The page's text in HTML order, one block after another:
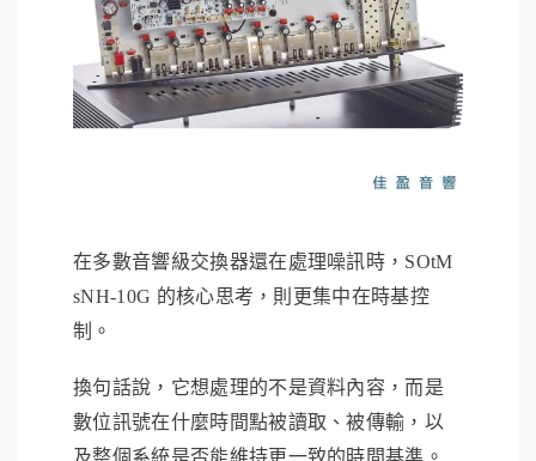
在多數音響級交換器還在處理噪訊時，SOtM
sNH-10G 的核心思考，則更集中在時基控
制。
換句話說，它想處理的不是資料內容，而是
數位訊號在什麼時間點被讀取、被傳輸，以
及整個系統是否能維持更一致的時間基準。